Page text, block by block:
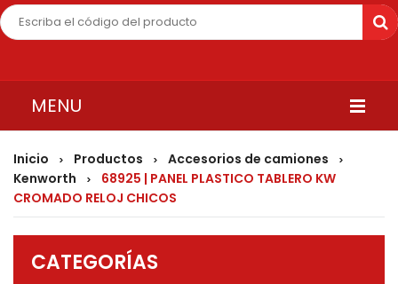
MENU
INICIO
QUIENES SOMOS
PRODUCTOS
CONTÁCTENOS
Inicio > Productos > Accesorios de camiones >
Kenworth >
68925 | PANEL PLASTICO TABLERO KW
CROMADO RELOJ CHICOS
CATEGORÍAS